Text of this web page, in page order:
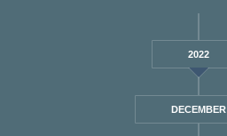
2022
DECEMBER